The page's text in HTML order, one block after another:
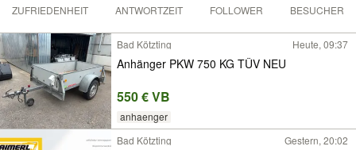
ZUFRIEDENHEIT ANTWORTZEIT FOLLOWER BESUCHER
Bad Kötzting Heute, 09:37
Anhänger PKW 750 KG TÜV NEU
550 € VB
anhaenger
Bad Kötzting
Gestern, 20:02